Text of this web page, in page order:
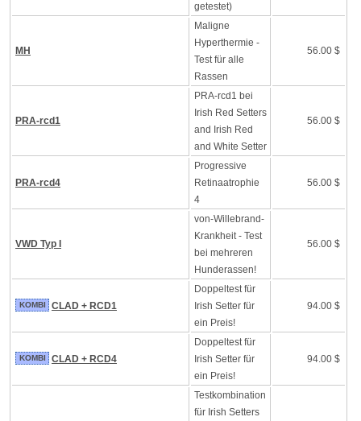
getestet)
MH
Maligne
Hyperthermie -
Test für alle
Rassen
56.00 $
PRA-rcd1
PRA-rcd1 bei
Irish Red Setters
and Irish Red
and White Setter
56.00 $
PRA-rcd4
Progressive
Retinaatrophie
4
56.00 $
VWD Typ I
von-Willebrand-
Krankheit - Test
bei mehreren
Hunderassen!
56.00 $
KOMBI CLAD + RCD1
Doppeltest für
Irish Setter für
ein Preis!
94.00 $
KOMBI CLAD + RCD4
Doppeltest für
Irish Setter für
ein Preis!
94.00 $
Testkombination
für Irish Setters